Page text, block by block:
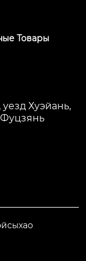
Товары
Хуэйань,